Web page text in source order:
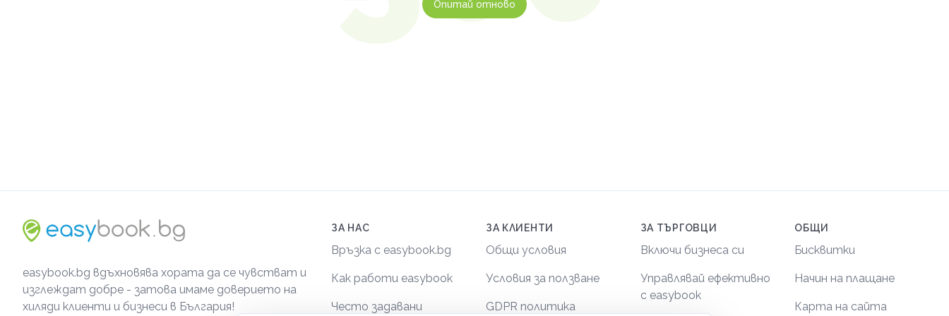
Опитай отново
easybook.bg вдъхновява хората да се чувстват и
изглеждат добре - затова имаме доверието на
хиляди клиенти и бизнеси в България!
ЗА НАС
Връзка с easybook.bg
Как работи easybook
Често задавани
ЗА КЛИЕНТИ
Общи условия
Условия за ползване
GDPR политика
ЗА ТЪРГОВЦИ
Включи бизнеса си
Управлявай ефективно
с easybook
ОБЩИ
Бисквитки
Начин на плащане
Карта на сайта